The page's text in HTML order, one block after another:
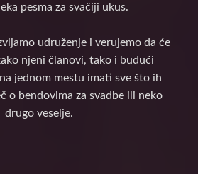
pesma za svačiji ukus.
udruženje i verujemo da će
njeni članovi, tako i budući
jednom mestu imati sve što ih
o bendovima za svadbe ili neko
drugo veselje.